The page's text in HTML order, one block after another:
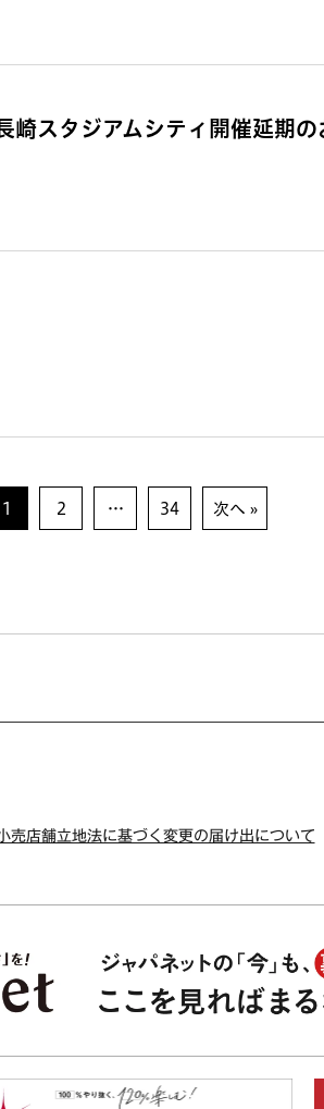
崎スタジアムシティ開催延期の
1 2 … 34 次へ »
売店舗立地法に基づく変更の届け出について